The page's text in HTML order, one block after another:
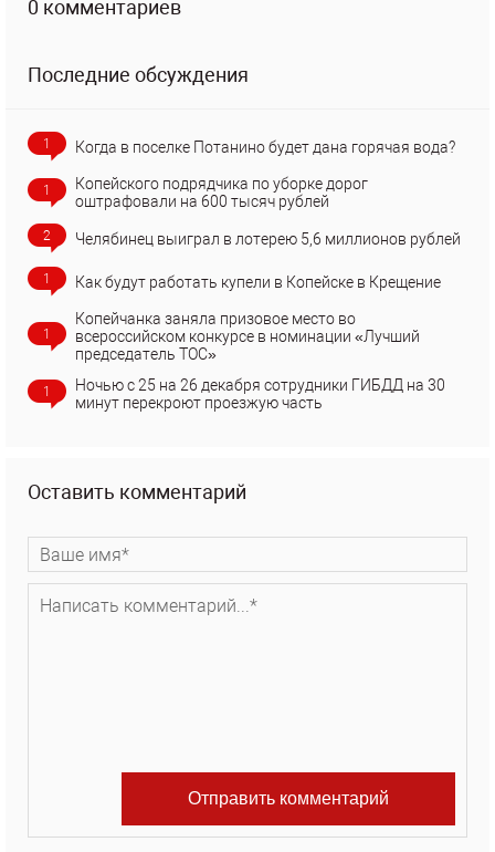
0 комментариев
Последние обсуждения
1 Когда в поселке Потанино будет дана горячая вода?
1
Копейского подрядчика по уборке дорог
оштрафовали на 600 тысяч рублей
2 Челябинец выиграл в лотерею 5,6 миллионов рублей
1 Как будут работать купели в Копейске в Крещение
1
Копейчанка заняла призовое место во
всероссийском конкурсе в номинации «Лучший
председатель ТОС»
1
Ночью с 25 на 26 декабря сотрудники ГИБДД на 30
минут перекроют проезжую часть
Оставить комментарий